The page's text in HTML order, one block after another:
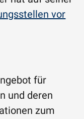
vor
für
und deren
zum